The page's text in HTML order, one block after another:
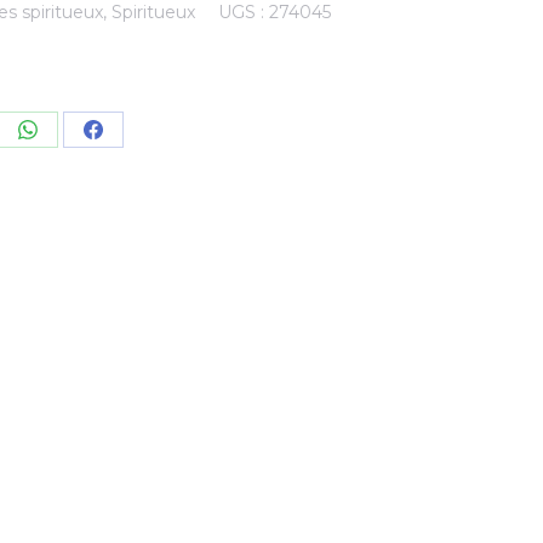
spiritueux, Spiritueux UGS : 274045
Share Share